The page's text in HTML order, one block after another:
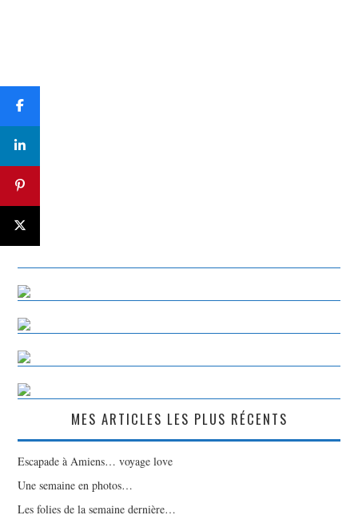
MES ARTICLES LES PLUS RÉCENTS
Escapade à Amiens… voyage love
Une semaine en photos…
Les folies de la semaine dernière…